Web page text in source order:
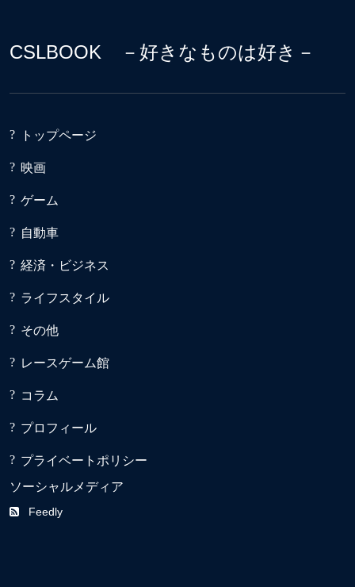
CSLBOOK －好きなものは好き－
トップページ
映画
ゲーム
自動車
経済・ビジネス
ライフスタイル
その他
レースゲーム館
コラム
プロフィール
プライベートポリシー
ソーシャルメディア
Feedly